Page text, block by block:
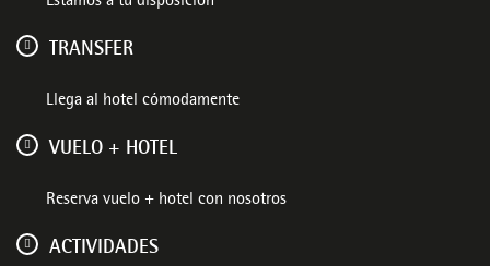
TRANSFER
Llega al hotel cómodamente
VUELO + HOTEL
Reserva vuelo + hotel con nosotros
ACTIVIDADES